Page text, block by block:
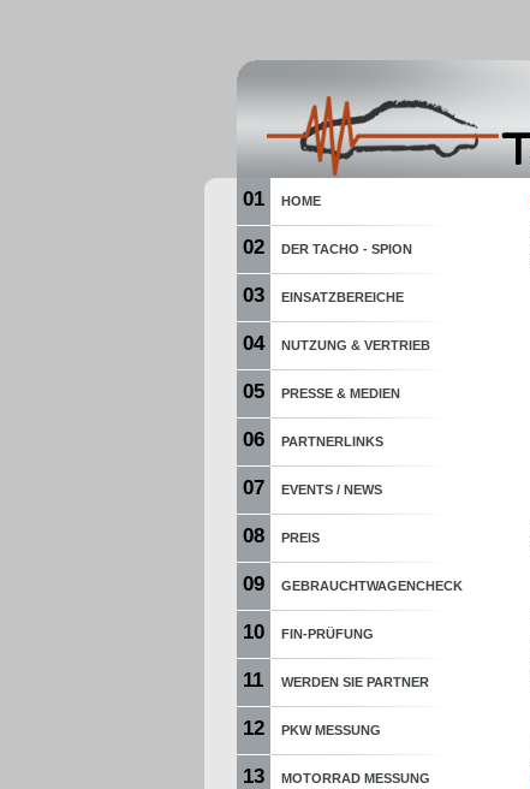
01 HOME
02 DER TACHO - SPION
03 EINSATZBEREICHE
04 NUTZUNG & VERTRIEB
05 PRESSE & MEDIEN
06 PARTNERLINKS
07 EVENTS / NEWS
08 PREIS
09 GEBRAUCHTWAGENCHECK
10 FIN-PRÜFUNG
11 WERDEN SIE PARTNER
12 PKW MESSUNG
13 MOTORRAD MESSUNG